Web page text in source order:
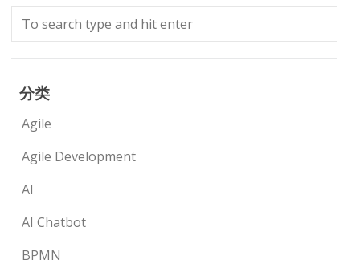
分类
Agile
Agile Development
AI
AI Chatbot
BPMN